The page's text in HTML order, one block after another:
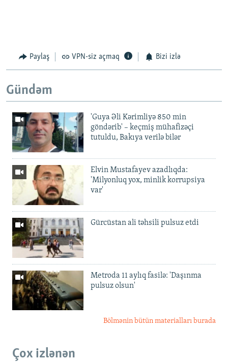
Paylaş VPN-siz açmaq Bizi izlə
Gündəm
'Guya Əli Kərimliyə 850 min
göndərib' – keçmiş mühafizəçi
tutuldu, Bakıya verilə bilər
Elvin Mustafayev azadlıqda:
'Milyonluq yox, minlik korrupsiya
var'
Gürcüstan ali təhsili pulsuz etdi
Metroda 11 aylıq fasilə: 'Daşınma
pulsuz olsun'
Bölmənin bütün materialları burada
Çox izlənən